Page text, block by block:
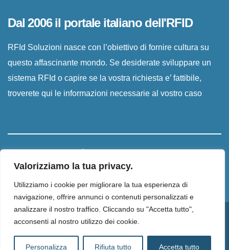
Valorizziamo la tua privacy.
Utilizziamo i cookie per migliorare la tua esperienza di
navigazione, offrire annunci o contenuti personalizzati e
analizzare il nostro traffico. Cliccando su "Accetta tutto",
acconsenti al nostro utilizzo dei cookie.
Personalizza Rifiuta tutto Accetta tutto
Dal 2006 il portale italiano dell'RFID
RFId Soluzioni nasce con l’obiettivo di fornire cultura su
questo affascinante mondo. Se desiderate sviluppare un
sistema RFId o capire se la vostra richiesta e’ fattibile,
troverete qui le informazioni necessarie al vostro caso
Proudly powered by WordPress |Tema:
HomePrivacy Policy Cookie Policy Informativa Newsletter